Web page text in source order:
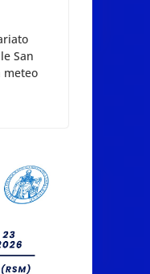
San
meteo
Marino
le